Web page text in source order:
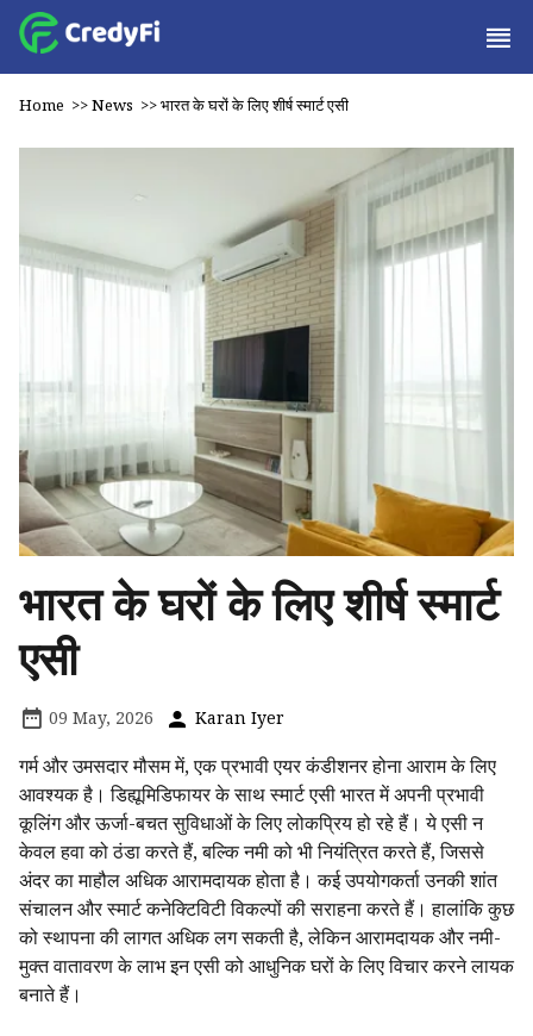
Home >>News >>भारत के घरों के लिए शीर्ष स्मार्ट एसी
भारत के घरों के लिए शीर्ष स्मार्ट
एसी
09 May, 2026 Karan Iyer
गर्म और उमसदार मौसम में, एक प्रभावी एयर कंडीशनर होना आराम के लिए
आवश्यक है। डिह्यूमिडिफायर के साथ स्मार्ट एसी भारत में अपनी प्रभावी
कूलिंग और ऊर्जा-बचत सुविधाओं के लिए लोकप्रिय हो रहे हैं। ये एसी न
केवल हवा को ठंडा करते हैं, बल्कि नमी को भी नियंत्रित करते हैं, जिससे
अंदर का माहौल अधिक आरामदायक होता है। कई उपयोगकर्ता उनकी शांत
संचालन और स्मार्ट कनेक्टिविटी विकल्पों की सराहना करते हैं। हालांकि कुछ
को स्थापना की लागत अधिक लग सकती है, लेकिन आरामदायक और नमी-
मुक्त वातावरण के लाभ इन एसी को आधुनिक घरों के लिए विचार करने लायक
बनाते हैं।